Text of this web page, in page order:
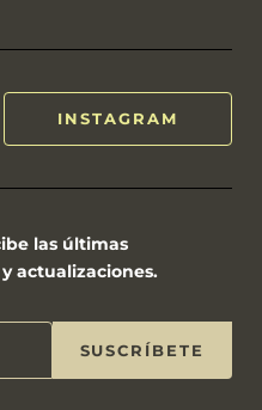
INSTAGRAM
las últimas
actualizaciones.